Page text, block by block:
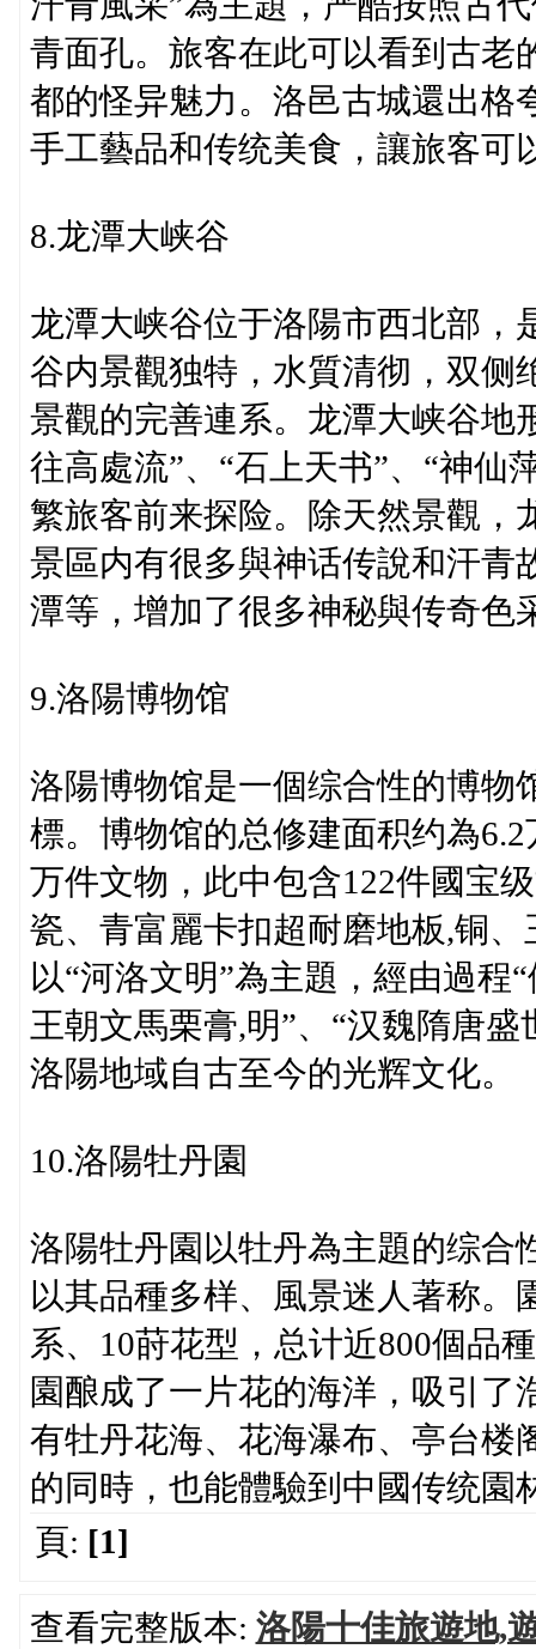
青面孔。旅客在此可以看到古老
都的怪异魅力。洛邑古城還出格
手工藝品和传统美食，讓旅客可
8.龙潭大峡谷
龙潭大峡谷位于洛陽市西北部，
谷内景觀独特，水質清彻，双侧
景觀的完善連系。龙潭大峡谷地
往高處流”、“石上天书”、“神仙
繁旅客前来探险。除天然景觀，
景區内有很多與神话传說和汗青
潭等，增加了很多神秘與传奇色
9.洛陽博物馆
洛陽博物馆是一個综合性的博物
標。博物馆的总修建面积约為
万件文物，此中包含122件國宝
瓷、青富麗卡扣超耐磨地板,铜
以“河洛文明”為主題，經由過程
王朝文馬栗膏,明”、“汉魏隋唐
洛陽地域自古至今的光辉文化。
10.洛陽牡丹園
洛陽牡丹園以牡丹為主題的综合
以其品種多样、風景迷人著称
系、10莳花型，总计近800個品
園酿成了一片花的海洋，吸引了
有牡丹花海、花海瀑布、亭台楼
的同時，也能體驗到中國传统園
頁: [1]
查看完整版本: 洛陽十佳旅遊地,